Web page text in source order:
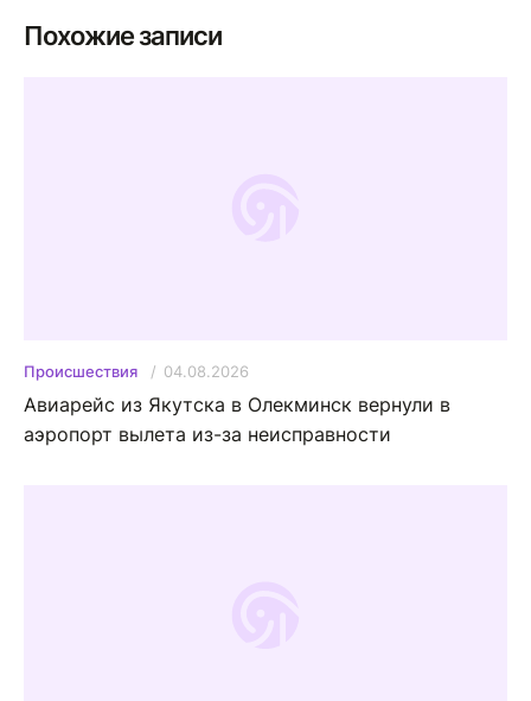
Похожие записи
Происшествия 04.08.2026
Авиарейс из Якутска в Олекминск вернули в
аэропорт вылета из-за неисправности